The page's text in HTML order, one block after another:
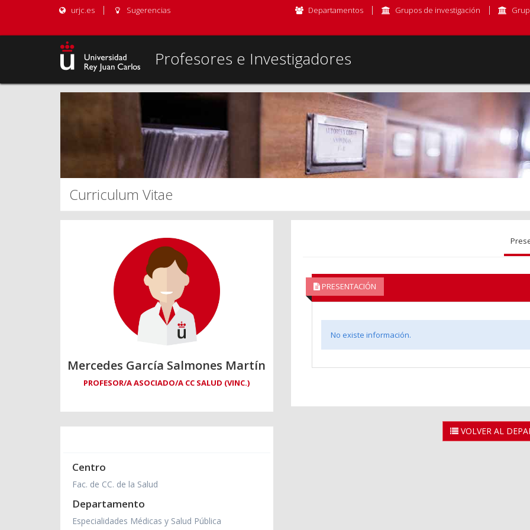
urjc.es Sugerencias Departamentos Grupos de investigación
Profesores e Investigadores
Curriculum Vitae
Mercedes García Salmones Martín
PROFESOR/A ASOCIADO/A CC SALUD (VINC.)
Centro
Fac. de CC. de la Salud
Departamento
Especialidades Médicas y Salud Pública
PRESENTACIÓN
No existe información.
VOLVER AL